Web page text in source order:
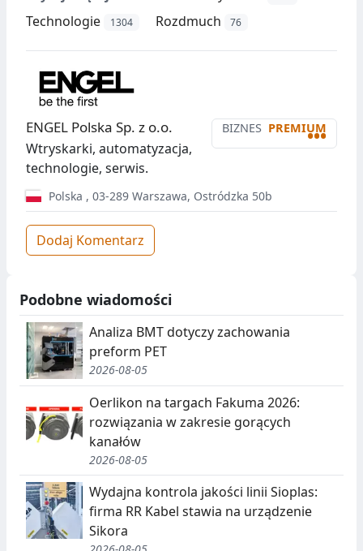
Technologie 1304 Rozdmuch 76
BIZNES PREMIUM
•••
ENGEL Polska Sp. z o.o.
Wtryskarki, automatyzacja,
technologie, serwis.
Polska , 03-289 Warszawa, Ostródzka 50b
Dodaj Komentarz
Podobne wiadomości
Analiza BMT dotyczy zachowania
preform PET
2026-08-05
Oerlikon na targach Fakuma 2026:
rozwiązania w zakresie gorących
kanałów
2026-08-05
Wydajna kontrola jakości linii Sioplas:
firma RR Kabel stawia na urządzenie
Sikora